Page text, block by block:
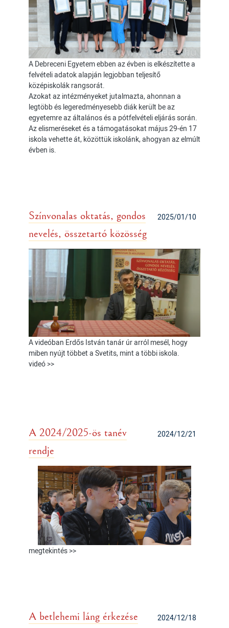
A Debreceni Egyetem ebben az évben is elkészítette a
felvételi adatok alapján legjobban teljesítő
középiskolák rangsorát.
Azokat az intézményeket jutalmazta, ahonnan a
legtöbb és legeredményesebb diák került be az
egyetemre az általános és a pótfelvételi eljárás során.
Az elismeréseket és a támogatásokat május 29-én 17
iskola vehette át, közöttük iskolánk, ahogyan az elmúlt
évben is.
2025/01/10
Színvonalas oktatás, gondos
nevelés, összetartó közösség
A videóban Erdős István tanár úr arról mesél, hogy
miben nyújt többet a Svetits, mint a többi iskola.
videó >>
2024/12/21
A 2024/2025-ös tanév
rendje
megtekintés >>
2024/12/18
A betlehemi láng érkezése